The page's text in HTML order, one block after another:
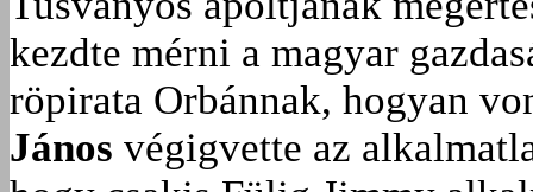
kezdte mérni a magyar
röpirata Orbánnak, hogyan
János végigvette az